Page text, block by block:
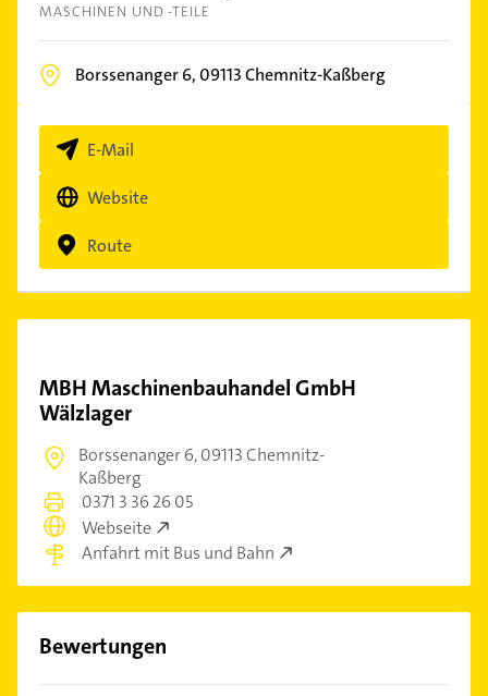
MASCHINEN UND -TEILE
Borssenanger 6,09113Chemnitz-Kaßberg
E-Mail
Website
Route
MBH Maschinenbauhandel GmbH
Wälzlager
Borssenanger 6,09113 Chemnitz-
Kaßberg
0371 3 36 26 05
Webseite
Anfahrt mit Bus und Bahn
Bewertungen